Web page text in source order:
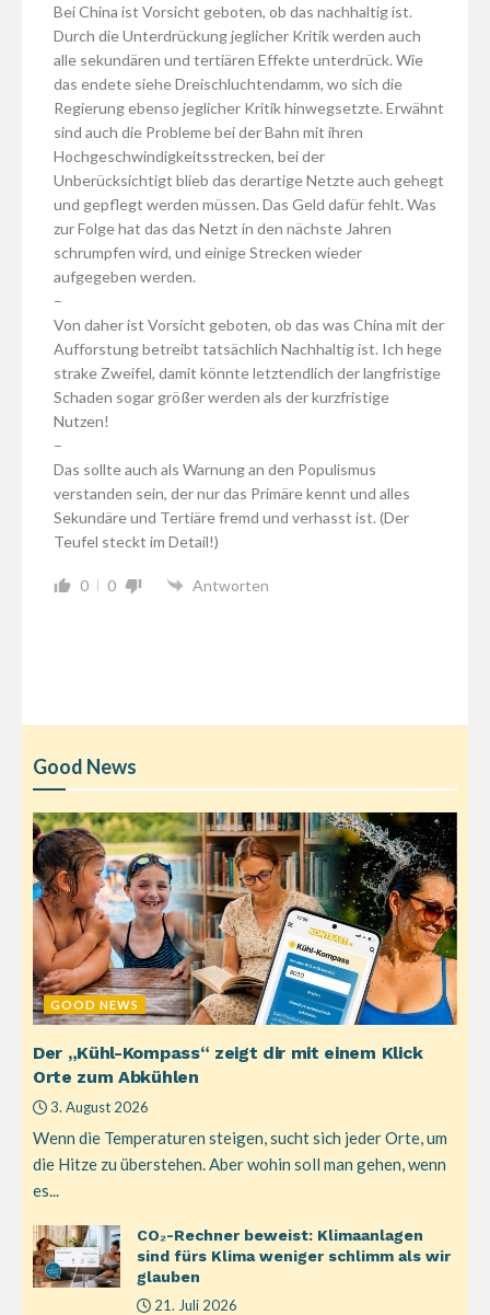
Bei China ist Vorsicht geboten, ob das nachhaltig ist.
Durch die Unterdrückung jeglicher Kritik werden auch
alle sekundären und tertiären Effekte unterdrück. Wie
das endete siehe Dreischluchtendamm, wo sich die
Regierung ebenso jeglicher Kritik hinwegsetzte. Erwähnt
sind auch die Probleme bei der Bahn mit ihren
Hochgeschwindigkeitsstrecken, bei der
Unberücksichtigt blieb das derartige Netzte auch gehegt
und gepflegt werden müssen. Das Geld dafür fehlt. Was
zur Folge hat das das Netzt in den nächste Jahren
schrumpfen wird, und einige Strecken wieder
aufgegeben werden.
–
Von daher ist Vorsicht geboten, ob das was China mit der
Aufforstung betreibt tatsächlich Nachhaltig ist. Ich hege
strake Zweifel, damit könnte letztendlich der langfristige
Schaden sogar größer werden als der kurzfristige
Nutzen!
–
Das sollte auch als Warnung an den Populismus
verstanden sein, der nur das Primäre kennt und alles
Sekundäre und Tertiäre fremd und verhasst ist. (Der
Teufel steckt im Detail!)
0 0 Antworten
Good News
GOOD NEWS
Der „Kühl-Kompass“ zeigt dir mit einem Klick
Orte zum Abkühlen
3. August 2026
Wenn die Temperaturen steigen, sucht sich jeder Orte, um
die Hitze zu überstehen. Aber wohin soll man gehen, wenn
es...
CO₂-Rechner beweist: Klimaanlagen
sind fürs Klima weniger schlimm als wir
glauben
21. Juli 2026